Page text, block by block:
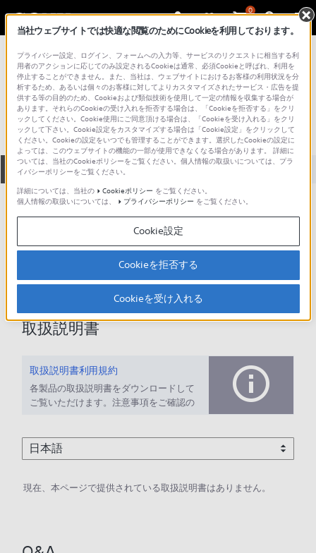
0
総合サポート・お問い合わせ PlayStation
PSP-1000 G1
全て ダウンロード 取扱説明書 Q&A
ダウンロード
現在、本ページで提供されているアップデート情報はありませ
取扱説明書
取扱説明書利用規約
各製品の取扱説明書をダウンロードして
ご覧いただけます。注意事項をご確認の
現在、本ページで提供されている取扱説明書はありません。
当社ウェブサイトでは快適な閲覧のためにCookieを利用しております。
プライバシー設定、ログイン、フォームへの入力等、サービスのリクエストに相当する利
用者のアクションに応じてのみ設定されるCookieは通常、必須Cookieと呼ばれ、利用を
停止することができません。また、当社は、ウェブサイトにおけるお客様の利用状況を分
析するため、あるいは個々のお客様に対してよりカスタマイズされたサービス・広告を提
供する等の目的のため、Cookieおよび類似技術を使用して一定の情報を収集する場合が
あります。それらのCookieの受け入れを拒否する場合は、「Cookieを拒否する」をクリ
ックしてください。Cookie使用にご同意頂ける場合は、「Cookieを受け入れる」をクリ
ックして下さい。Cookie設定をカスタマイズする場合は「Cookie設定」をクリックして
ください。Cookieの設定をいつでも管理することができます。選択したCookieの設定に
よっては、このウェブサイトの機能の一部が使用できなくなる場合があります。 詳細に
ついては、当社のCookieポリシーをご覧ください。個人情報の取扱いについては、プラ
イバシーポリシーをご覧ください。
詳細については、当社の
Cookieポリシー をご覧ください。
個人情報の取扱いについては、
プライバシーポリシー をご覧ください。
Cookie設定
Cookieを拒否する
Cookieを受け入れる